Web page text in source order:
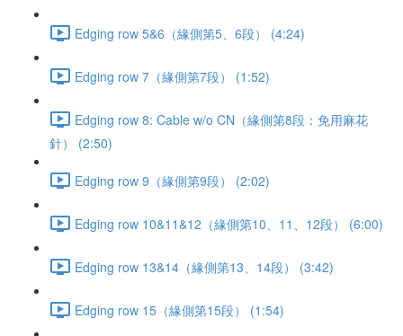
Edging row 5&6（緣側第5、6段） (4:24)
Edging row 7（緣側第7段） (1:52)
Edging row 8: Cable w/o CN（緣側第8段：免用麻花
針） (2:50)
Edging row 9（緣側第9段） (2:02)
Edging row 10&11&12（緣側第10、11、12段） (6:00)
Edging row 13&14（緣側第13、14段） (3:42)
Edging row 15（緣側第15段） (1:54)